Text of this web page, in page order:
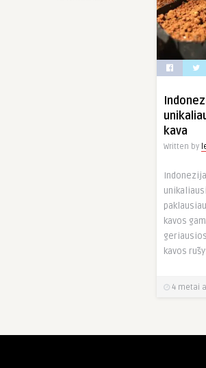
kava
Written by
kavos
kavos
4 metai